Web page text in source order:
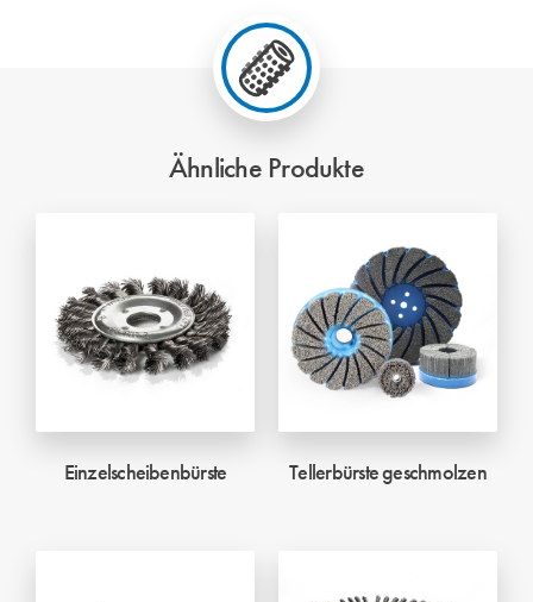
Ähnliche Produkte
Einzelscheibenbürste Tellerbürste geschmolzen